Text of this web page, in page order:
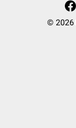
© 2026